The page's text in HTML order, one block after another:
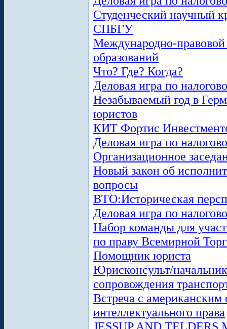
Cтуденческий научный
СПБГУ
Международно-правовой
образований
Что? Где? Когда?
Деловая игра по
Незабываемый год в
юристов
КИТ Фортис
Деловая игра по
Организационное
Новый закон об
вопросы
ВТО:Историческая
Деловая игра по
Набор команды для
по праву Всемирной
Помощник юриста
Юрисконсульт/
сопровождения
Встреча с американским
интеллектуального права
JESSUP AND TELDERS